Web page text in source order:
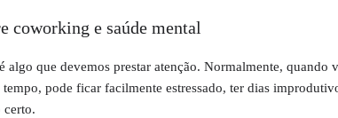
coworking e saúde mental
algo que devemos prestar atenção. Normalmente, quando
pode ficar facilmente estressado, ter dias
certo.